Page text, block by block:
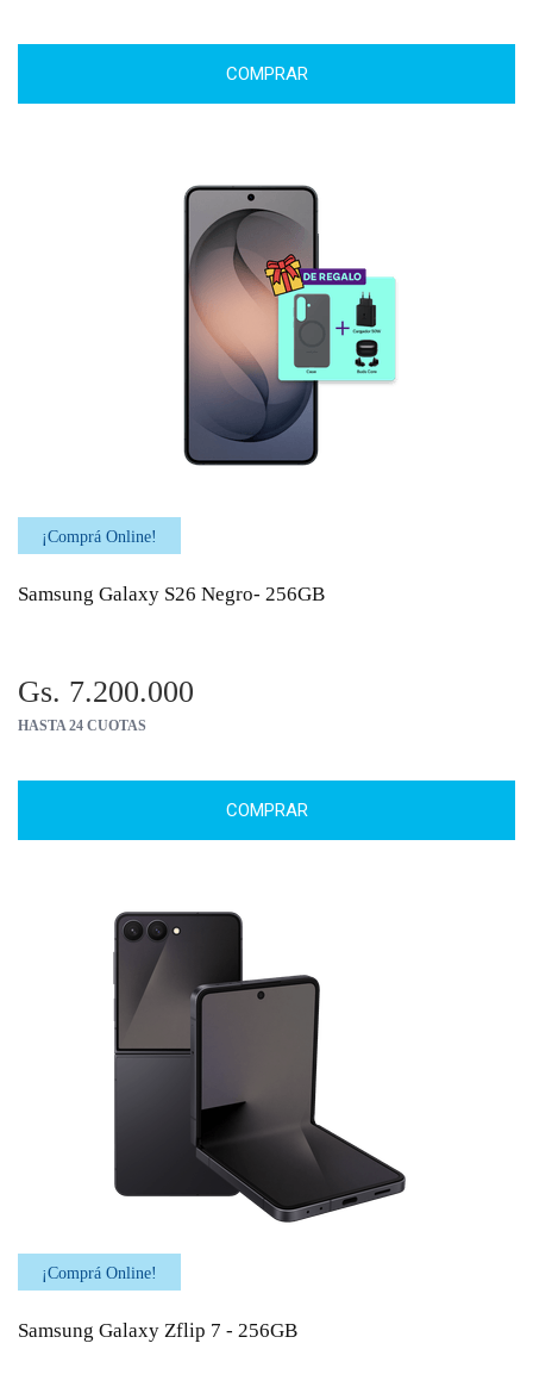
COMPRAR
¡Comprá Online!
Samsung Galaxy S26 Negro- 256GB
Gs. 7.200.000
HASTA 24 CUOTAS
COMPRAR
¡Comprá Online!
Samsung Galaxy Zflip 7 - 256GB